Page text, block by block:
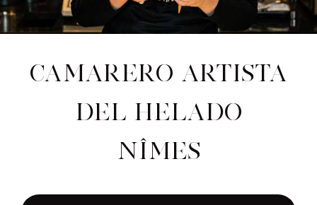
Camarero artista
del helado
Nîmes